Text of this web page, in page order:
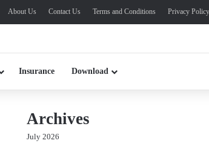
About Us Contact Us Terms and Conditions Privacy Policy
Insurance Download
Archives
July 2026